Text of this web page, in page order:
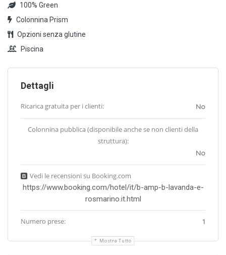
100% Green
Colonnina Prism
Opzioni senza glutine
Piscina
Dettagli
Ricarica gratuita per i clienti: No
Colonnina pubblica (disponibile anche se non clienti della
struttura):
No
Vedi le recensioni su Booking.com
https://www.booking.com/hotel/it/b-amp-b-lavanda-e-
rosmarino.it.html
Numero prese: 1
Mostra Tutto